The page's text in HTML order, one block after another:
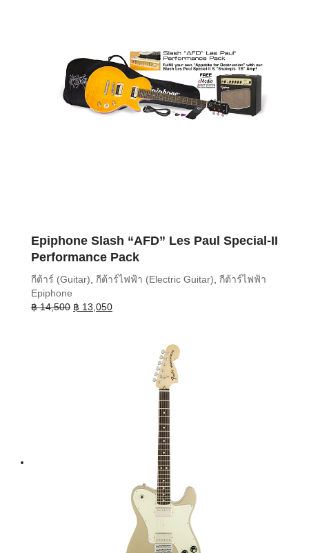
Epiphone Slash “AFD” Les Paul Special-II
Performance Pack
กีต้าร์ (Guitar) กีต้าร์ไฟฟ้า (Electric Guitar) กีต้าร์ไฟฟ้า
Epiphone
฿14,500 Original
฿ 13,050Current